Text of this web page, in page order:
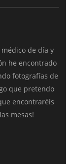
de día y
he encontrado
fotografías de
que pretendo
encontraréis
mesas!